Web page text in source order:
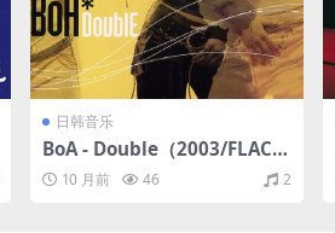
日韩音乐
BoA - Double（2003/FLAC/E
P分轨/130M）
10 月前 46 2